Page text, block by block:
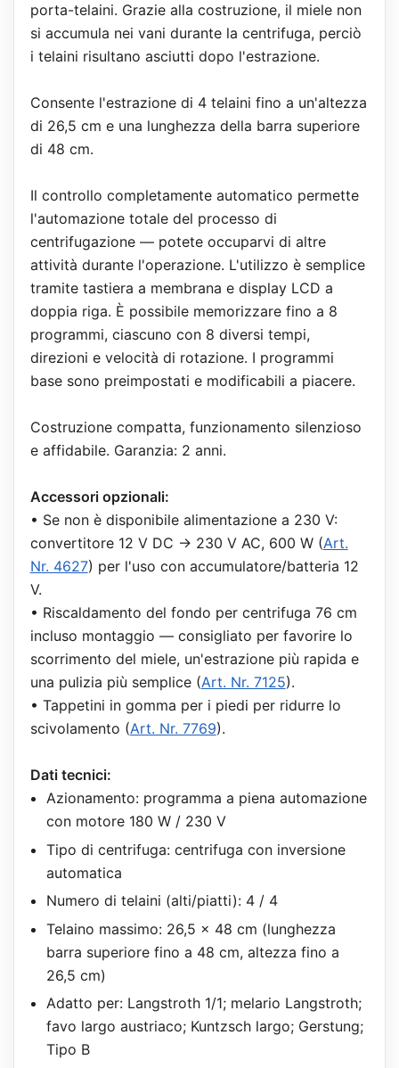
porta-telaini. Grazie alla costruzione, il miele non
si accumula nei vani durante la centrifuga, perciò
i telaini risultano asciutti dopo l'estrazione.
Consente l'estrazione di 4 telaini fino a un'altezza
di 26,5 cm e una lunghezza della barra superiore
di 48 cm.
Il controllo completamente automatico permette
l'automazione totale del processo di
centrifugazione — potete occuparvi di altre
attività durante l'operazione. L'utilizzo è semplice
tramite tastiera a membrana e display LCD a
doppia riga. È possibile memorizzare fino a 8
programmi, ciascuno con 8 diversi tempi,
direzioni e velocità di rotazione. I programmi
base sono preimpostati e modificabili a piacere.
Costruzione compatta, funzionamento silenzioso
e affidabile. Garanzia: 2 anni.
Accessori opzionali:
• Se non è disponibile alimentazione a 230 V:
convertitore 12 V DC → 230 V AC, 600 W (Art.
Nr. 4627) per l'uso con accumulatore/batteria 12
V.
• Riscaldamento del fondo per centrifuga 76 cm
incluso montaggio — consigliato per favorire lo
scorrimento del miele, un'estrazione più rapida e
una pulizia più semplice (Art. Nr. 7125).
• Tappetini in gomma per i piedi per ridurre lo
scivolamento (Art. Nr. 7769).
Dati tecnici:
Azionamento: programma a piena automazione
con motore 180 W / 230 V
Tipo di centrifuga: centrifuga con inversione
automatica
Numero di telaini (alti/piatti): 4 / 4
Telaino massimo: 26,5 x 48 cm (lunghezza
barra superiore fino a 48 cm, altezza fino a
26,5 cm)
Adatto per: Langstroth 1/1; melario Langstroth;
favo largo austriaco; Kuntzsch largo; Gerstung;
Tipo B